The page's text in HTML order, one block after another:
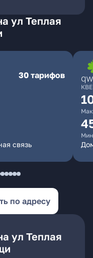
ул Теплая
30 тарифов
связь
по адресу
ул Теплая